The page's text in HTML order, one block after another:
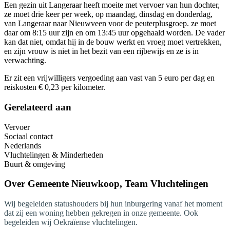
Een gezin uit Langeraar heeft moeite met vervoer van hun dochter,
ze moet drie keer per week, op maandag, dinsdag en donderdag,
van Langeraar naar Nieuwveen voor de peuterplusgroep. ze moet
daar om 8:15 uur zijn en om 13:45 uur opgehaald worden. De vader
kan dat niet, omdat hij in de bouw werkt en vroeg moet vertrekken,
en zijn vrouw is niet in het bezit van een rijbewijs en ze is in
verwachting.
Er zit een vrijwilligers vergoeding aan vast van 5 euro per dag en
reiskosten € 0,23 per kilometer.
Gerelateerd aan
Vervoer
Sociaal contact
Nederlands
Vluchtelingen & Minderheden
Buurt & omgeving
Over Gemeente Nieuwkoop, Team Vluchtelingen
Wij begeleiden statushouders bij hun inburgering vanaf het moment
dat zij een woning hebben gekregen in onze gemeente. Ook
begeleiden wij Oekraïense vluchtelingen.